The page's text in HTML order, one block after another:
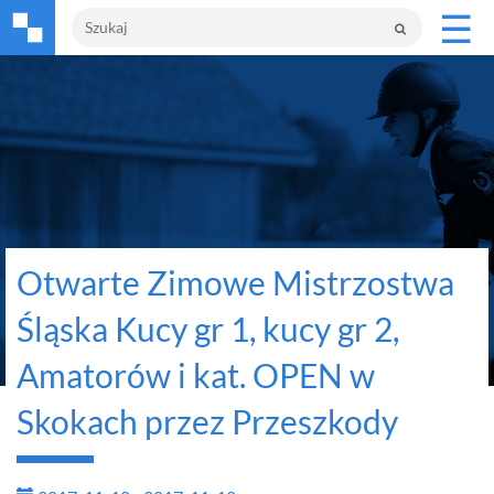
☰
Otwarte Zimowe Mistrzostwa
Śląska Kucy gr 1, kucy gr 2,
Amatorów i kat. OPEN w
Skokach przez Przeszkody